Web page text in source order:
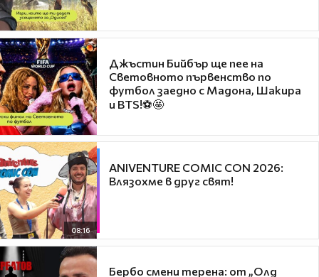
Джъстин Бийбър ще пее на
Световното първенство по
футбол заедно с Мадона, Шакира
и BTS!⚽🤩
08:16
ANIVENTURE COMIC CON 2026:
Влязохме в друг свят!
Бербо смени терена: от „Олд